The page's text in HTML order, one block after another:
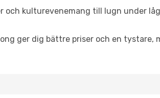
kulturevenemang till lugn under
ger dig bättre priser och en tystare,